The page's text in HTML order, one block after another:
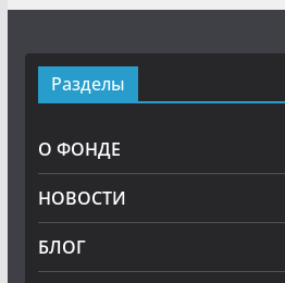
Разделы
О ФОНДЕ
НОВОСТИ
БЛОГ